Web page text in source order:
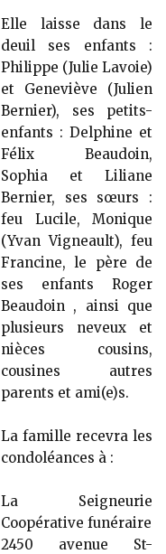
Elle laisse dans le
deuil ses enfants :
Philippe (Julie Lavoie)
et Geneviève (Julien
Bernier), ses petits-
enfants : Delphine et
Félix Beaudoin,
Sophia et Liliane
Bernier, ses sœurs :
feu Lucile, Monique
(Yvan Vigneault), feu
Francine, le père de
ses enfants Roger
Beaudoin , ainsi que
plusieurs neveux et
nièces cousins,
cousines autres
parents et ami(e)s.
La famille recevra les
condoléances à :
La Seigneurie
Coopérative funéraire
2450 avenue St-